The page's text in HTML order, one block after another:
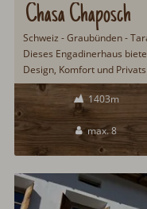
Chasa Chaposch
Schweiz - Graubünden -
Dieses Engadinerhaus
Design, Komfort und
für anspruchsvolle
1403m
max. 8